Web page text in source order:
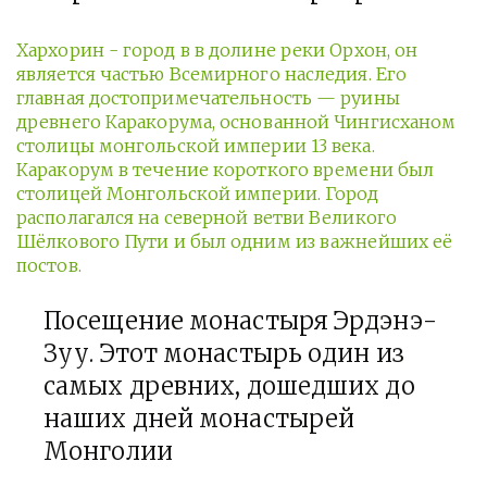
Хархорин - город в в долине реки Орхон, он
является частью Всемирного наследия. Его
главная достопримечательность — руины
древнего Каракорума, основанной Чингисханом
столицы монгольской империи 13 века.
Каракорум в течение короткого времени был
столицей Монгольской империи. Город
располагался на северной ветви Великого
Шёлкового Пути и был одним из важнейших её
постов.
Посещение монастыря Эрдэнэ-
Зуу. Этот монастырь один из
самых древних, дошедших до
наших дней монастырей
Монголии